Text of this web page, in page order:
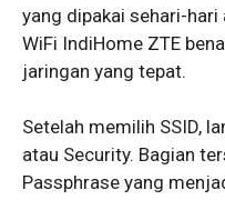
yang dipakai sehari-
WiFi IndiHome ZTE
jaringan yang tepat.
Setelah memilih SSID,
atau Security. Bagian
Passphrase yang